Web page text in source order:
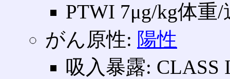
PTWI 7μg/kg体重/
がん原性: 陽性
吸入暴露: CLASS